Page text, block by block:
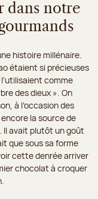
dans notre
histoire millénaire.
étaient si précieuses
comme
des dieux ». On
à l’occasion des
la source de
Il avait plutôt un goût
que sous sa forme
cette denrée arriver
chocolat à croquer